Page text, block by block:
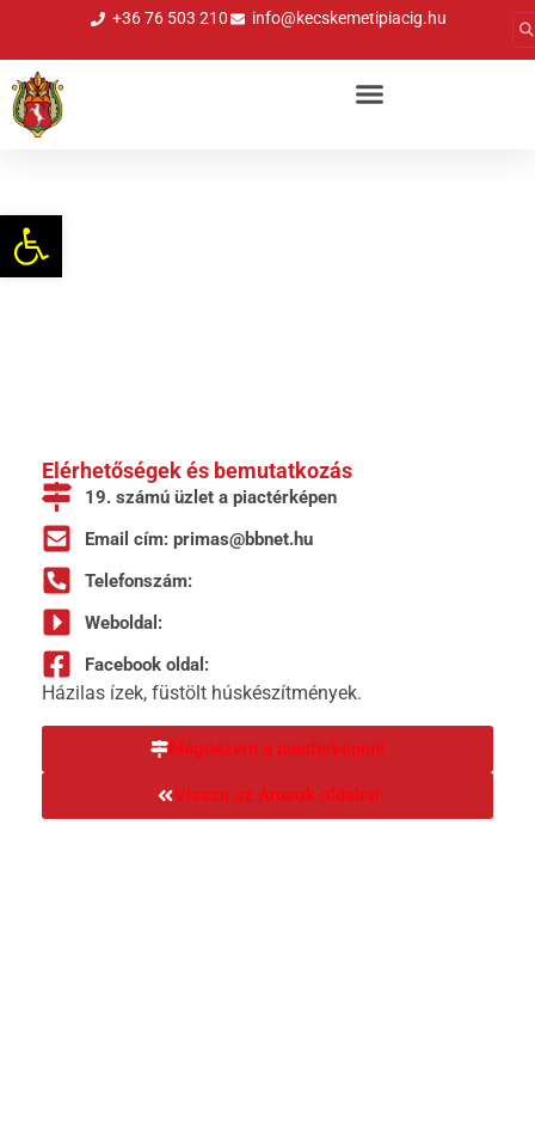
Eszköztár megnyitása
+36 76 503 210 info@kecskemetipiacig.hu
Elérhetőségek és bemutatkozás
19. számú üzlet a piactérképen
Email cím: primas@bbnet.hu
Telefonszám:
Weboldal:
Facebook oldal:
Házilas ízek, füstölt húskészítmények.
Megnézem a piactérképen!
Vissza az Árusok oldalra!